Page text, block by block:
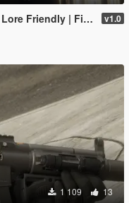
Friendly | FiveM] v1.0
1 109 13